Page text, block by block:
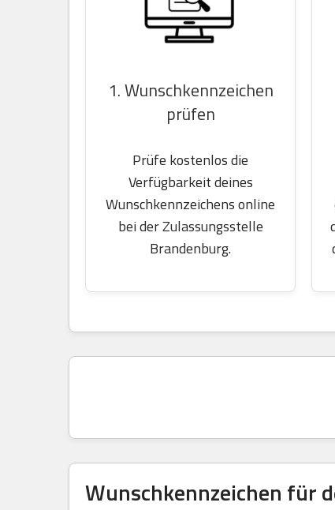
1. Wunschkennzeichen
prüfen
Prüfe kostenlos die
Verfügbarkeit deines
Wunschkennzeichens online
bei der Zulassungsstelle
Brandenburg.
Wunschkennzeichen für